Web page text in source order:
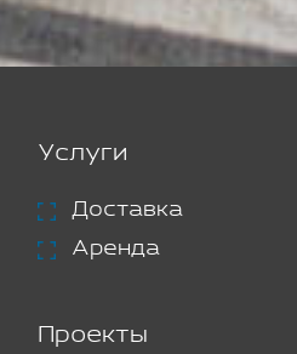
Услуги
Доставка
Аренда
Проекты